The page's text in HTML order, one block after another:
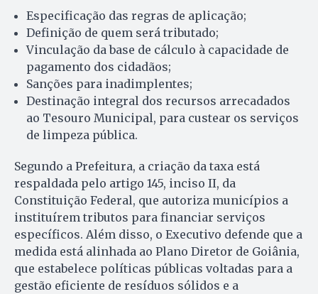
Especificação das regras de aplicação;
Definição de quem será tributado;
Vinculação da base de cálculo à capacidade de
pagamento dos cidadãos;
Sanções para inadimplentes;
Destinação integral dos recursos arrecadados
ao Tesouro Municipal, para custear os serviços
de limpeza pública.
Segundo a Prefeitura, a criação da taxa está
respaldada pelo artigo 145, inciso II, da
Constituição Federal, que autoriza municípios a
instituírem tributos para financiar serviços
específicos. Além disso, o Executivo defende que a
medida está alinhada ao Plano Diretor de Goiânia,
que estabelece políticas públicas voltadas para a
gestão eficiente de resíduos sólidos e a